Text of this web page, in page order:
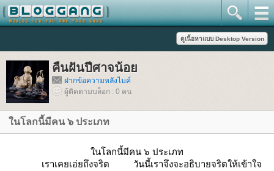
คืนฝันปีศาจน้อ
ฝากข้อความหลังไมค์
ผู้ติดตามบล็อก : 0 คน
นโลกนี้มีคน ๖ ประเภท
นโลกนี้มีคน ๖ ประเภท
เราเคยเอ่ยถึงจริต วันนี้เราจึงจะอธิบายจริตให้เข้าใจ